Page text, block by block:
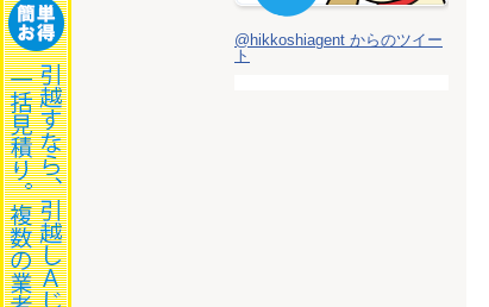
@hikkoshiagent からのツイー
ト